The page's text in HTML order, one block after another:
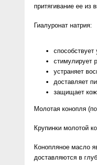
притягивание ее из
Гиалуронат натрия:
стимулирует
устраняет
доставляет
защищает
Молотая конопля
Крупинки молотой
Конопляное масло
доставляются в